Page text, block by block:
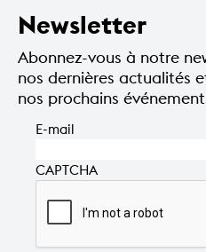
Newsletter
Abonnez-vous à notre
nos dernières actualités
nos prochains
E-mail
CAPTCHA